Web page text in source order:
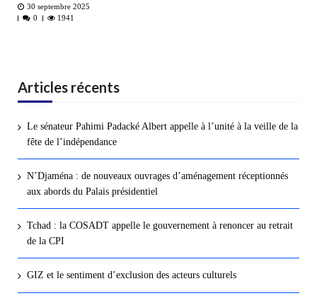
30 septembre 2025
0
1941
Articles récents
Le sénateur Pahimi Padacké Albert appelle à l’unité à la veille de la
fête de l’indépendance
N’Djaména : de nouveaux ouvrages d’aménagement réceptionnés
aux abords du Palais présidentiel
Tchad : la COSADT appelle le gouvernement à renoncer au retrait
de la CPI
GIZ et le sentiment d’exclusion des acteurs culturels